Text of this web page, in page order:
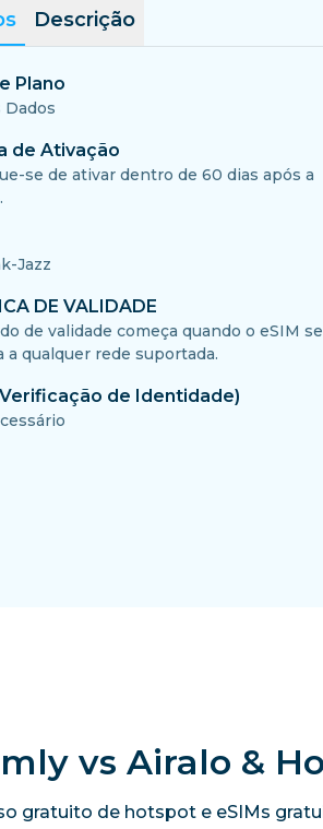
Descrição
Plano
Dados
de Ativação
se de ativar dentro de 60 dias após a
Jazz
DE VALIDADE
de validade começa quando o eSIM se
a qualquer rede suportada.
de Identidade)
vs Airalo &
gratuito de hotspot e eSIMs